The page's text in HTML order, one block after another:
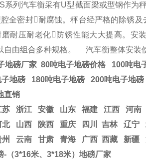
系列 汽车衡采有U型截面梁或型钢作为
全密封耐腐蚀。秤台经严格的除锈
磨耐压耐老化防锈性能大大提高。安
自由组合多种规格。
汽车衡整体安装
地磅厂家 80吨电子地磅价格 100吨电
子地磅 180吨电子地磅 200吨电子地磅
直销
苏 浙江
安徽 山东 福建 江西 河南
北 山西 陕西 重庆 四川 吉林 辽宁
州 云南 甘肃 青海 广西 西藏 新疆
-（3*16米、3*18米）地磅厂家